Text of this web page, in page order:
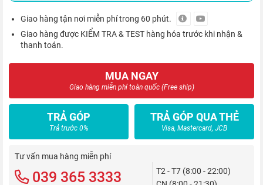
Giao hàng tận nơi miễn phí trong 60 phút.
Giao hàng được KIỂM TRA & TEST hàng hóa trước khi nhận &
thanh toán.
MUA NGAY
Giao hàng miễn phí toàn quốc (Free ship)
TRẢ GÓP
Trả trước 0%
TRẢ GÓP QUA THẺ
Visa, Mastercard, JCB
Tư vấn mua hàng miễn phí
039 365 3333
T2 - T7 (8:00 - 22:00)